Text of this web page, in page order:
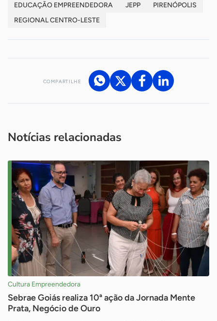
EDUCAÇÃO EMPREENDEDORA JEPP
PIRENÓPOLIS
REGIONAL CENTRO-LESTE
COMPARTILHE
Notícias relacionadas
Cultura Empreendedora
Sebrae Goiás realiza 10ª ação da Jornada Mente
Prata, Negócio de Ouro